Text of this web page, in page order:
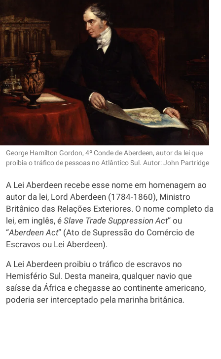
George Hamilton Gordon, 4º Conde de Aberdeen, autor da lei que
proibia o tráfico de pessoas no Atlântico Sul. Autor: John Partridge
A Lei Aberdeen recebe esse nome em homenagem ao
autor da lei, Lord Aberdeen (1784-1860), Ministro
Britânico das Relações Exteriores. O nome completo da
lei, em inglês, é Slave Trade Suppression Act” ou
“Aberdeen Act” (Ato de Supressão do Comércio de
Escravos ou Lei Aberdeen).
A Lei Aberdeen proibiu o tráfico de escravos no
Hemisfério Sul. Desta maneira, qualquer navio que
saísse da África e chegasse ao continente americano,
poderia ser interceptado pela marinha britânica.